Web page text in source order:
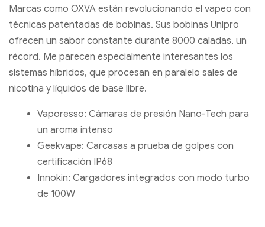
Marcas como OXVA están revolucionando el vapeo con
técnicas patentadas de bobinas. Sus bobinas Unipro
ofrecen un sabor constante durante 8000 caladas, un
récord. Me parecen especialmente interesantes los
sistemas híbridos, que procesan en paralelo sales de
nicotina y líquidos de base libre.
Vaporesso: Cámaras de presión Nano-Tech para
un aroma intenso
Geekvape: Carcasas a prueba de golpes con
certificación IP68
Innokin: Cargadores integrados con modo turbo
de 100W